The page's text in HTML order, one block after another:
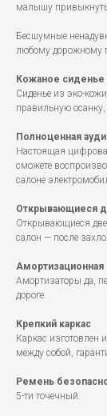
малышу привыкнуть
Бесшумные
любому дорожному
Кожаное сиденье
Сиденье из эко-
правильную осанку,
Полноценная
Настоящая
сможете
салоне
Открывающиеся
Открывающиеся
салон — после
Амортизационная
Амортизаторы да,
дороге.
Крепкий каркас
Каркас изготовлен
между собой,
Ремень
5-ти точечный.